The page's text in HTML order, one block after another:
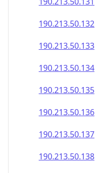
190.213.50.132
190.213.50.133
190.213.50.134
190.213.50.135
190.213.50.136
190.213.50.137
190.213.50.138